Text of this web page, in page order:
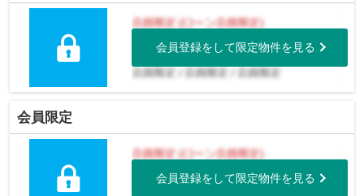
会員登録をして限定物件を見る
会員限定
会員登録をして限定物件を見る